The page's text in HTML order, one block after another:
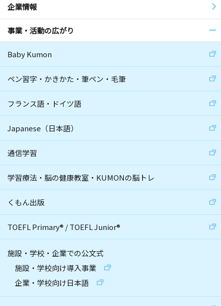
企業情報
事業・活動の広がり
Baby Kumon
ペン習字・かきかた・筆ペン・毛筆
フランス語・ドイツ語
Japanese（日本語）
通信学習
学習療法・脳の健康教室・KUMONの脳トレ
くもん出版
TOEFL Primary® /TOEFL Junior®
施設・学校・企業での公文式
施設・学校向け導入事業
企業・学校向け日本語